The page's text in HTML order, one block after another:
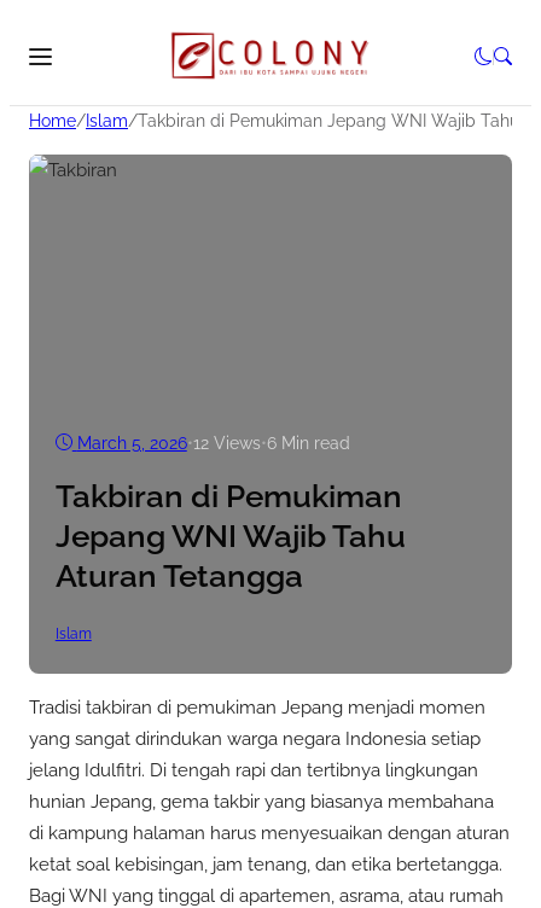
Home/Islam/Takbiran di Pemukiman Jepang WNI Wajib Tahu
March 5, 2026•12Views•6 Min read
Takbiran di Pemukiman
Jepang WNI Wajib Tahu
Aturan Tetangga
Islam
Tradisi takbiran di pemukiman Jepang menjadi momen
yang sangat dirindukan warga negara Indonesia setiap
jelang Idulfitri. Di tengah rapi dan tertibnya lingkungan
hunian Jepang, gema takbir yang biasanya membahana
di kampung halaman harus menyesuaikan dengan aturan
ketat soal kebisingan, jam tenang, dan etika bertetangga.
Bagi WNI yang tinggal di apartemen, asrama, atau rumah